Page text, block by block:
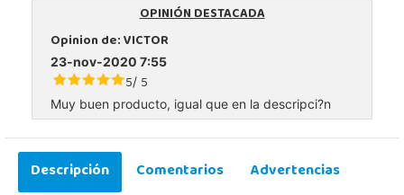
OPINIÓN DESTACADA
Opinion de:VICTOR
23-nov-2020 7:55
5/ 5
Muy buen producto, igual que en la descripci?n
Descripción Comentarios Advertencias